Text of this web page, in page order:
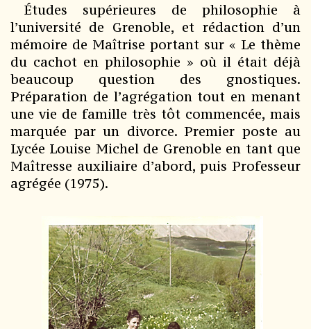
Études supérieures de philosophie à
l’université de Grenoble, et rédaction d’un
mémoire de Maîtrise portant sur « Le thème
du cachot en philosophie » où il était déjà
beaucoup question des gnostiques.
Préparation de l’agrégation tout en menant
une vie de famille très tôt commencée, mais
marquée par un divorce. Premier poste au
Lycée Louise Michel de Grenoble en tant que
Maîtresse auxiliaire d’abord, puis Professeur
agrégée (1975).